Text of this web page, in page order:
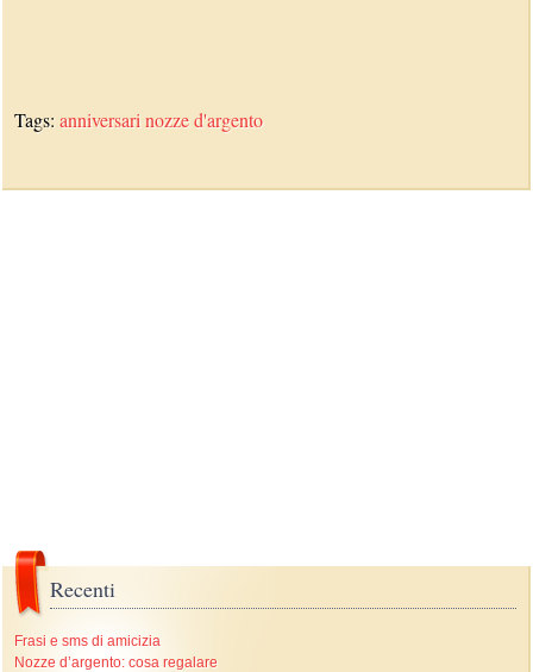
Tags:anniversari nozze d'argento
Recenti
Frasi e sms di amicizia
Nozze d’argento: cosa regalare